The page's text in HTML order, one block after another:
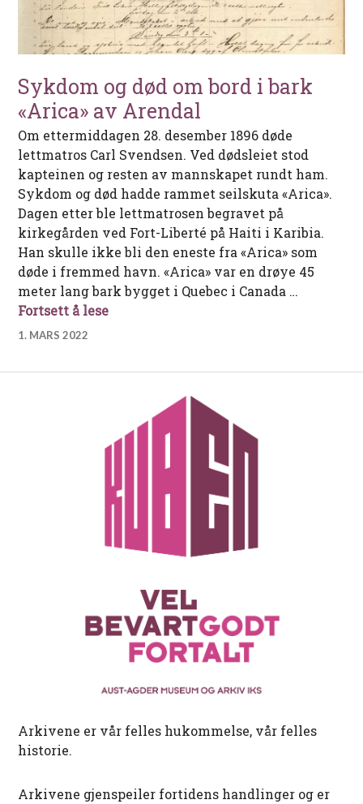
Sykdom og død om bord i bark
«Arica» av Arendal
Om ettermiddagen 28. desember 1896 døde
lettmatros Carl Svendsen. Ved dødsleiet stod
kapteinen og resten av mannskapet rundt ham.
Sykdom og død hadde rammet seilskuta «Arica».
Dagen etter ble lettmatrosen begravet på
kirkegården ved Fort-Liberté på Haiti i Karibia.
Han skulle ikke bli den eneste fra «Arica» som
døde i fremmed havn. «Arica» var en drøye 45
meter lang bark bygget i Quebec i Canada …
Fortsett å leseSykdom og død om bord i bark «Arica»
1. MARS 2022
Arkivene er vår felles hukommelse, vår felles
historie.
Arkivene gjenspeiler fortidens handlinger og er